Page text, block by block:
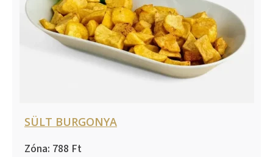
SÜLT BURGONYA
788